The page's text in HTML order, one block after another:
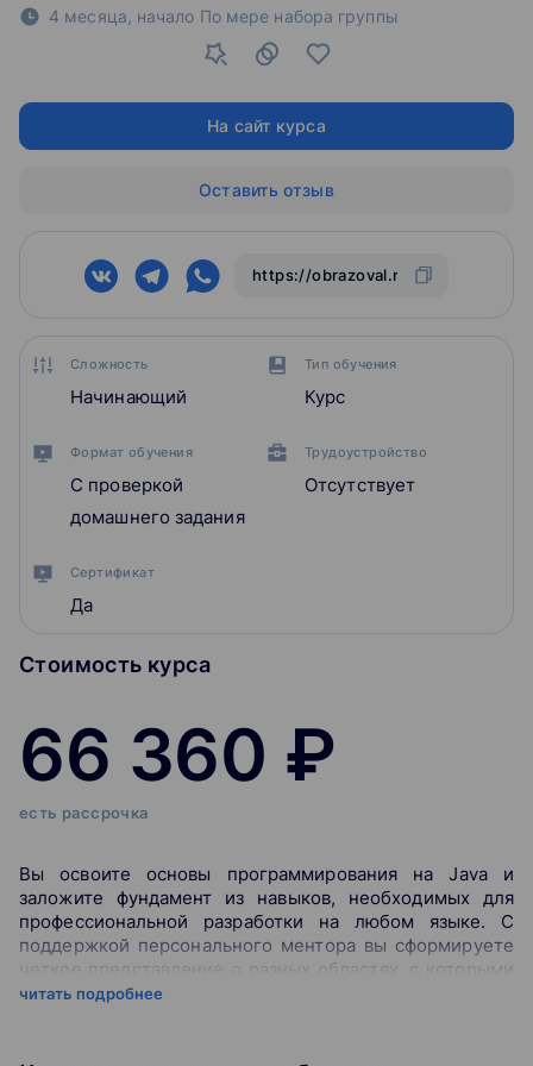
Сложность
Начинающий
Тип обучения
Курс
Формат обучения
С проверкой
домашнего задания
Трудоустройство
Отсутствует
Сертификат
Да
Стоимость курса
66 360 ₽
есть рассрочка
Вы освоите основы программирования на Java и
заложите фундамент из навыков, необходимых для
профессиональной разработки на любом языке. С
поддержкой персонального ментора вы сформируете
четкое представление о разных областях, с которыми
соприкасается разработчик: основы архитектуры,
читать подробнее
4 месяца, начало По мере набора группы
На сайт курса
Оставить отзыв